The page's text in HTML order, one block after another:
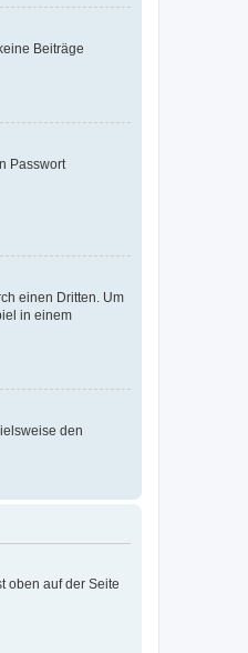
Beiträge
Passwort
einen Dritten. Um
in einem
den
oben auf der Seite